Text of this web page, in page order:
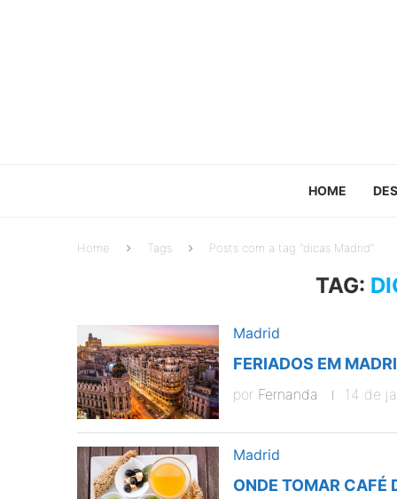
HOME
Home Tags Posts com a tag "dicas Madrid"
TAG:
Madrid
FERIADOS EM MADRI
por Fernanda 14 de
Madrid
ONDE TOMAR CAFÉ